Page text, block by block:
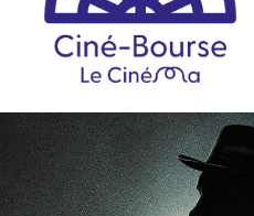
FILMS ET HORAIRES